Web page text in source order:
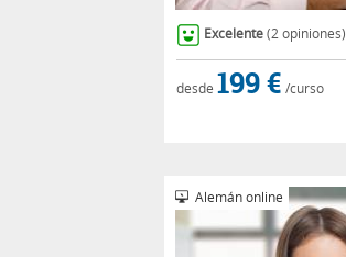
Excelente (2 opiniones)
desde 199 € /curso
Alemán online